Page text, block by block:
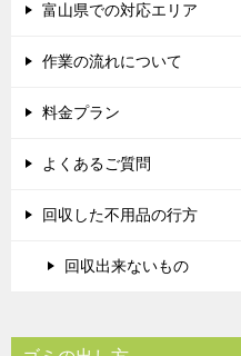
富山県での対応エリア
作業の流れについて
料金プラン
よくあるご質問
回収した不用品の行方
回収出来ないもの